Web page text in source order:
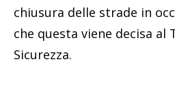
chiusura delle strade in
che questa viene decisa al
Sicurezza.